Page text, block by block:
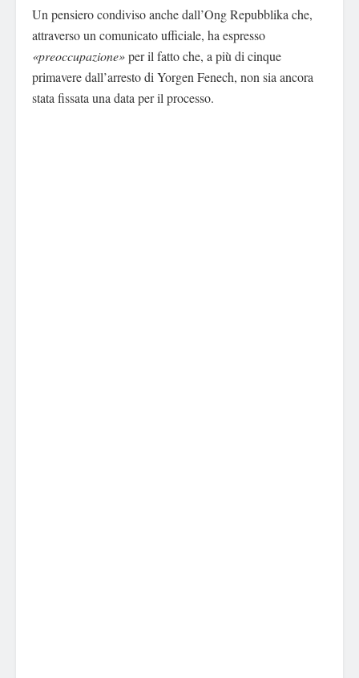
Un pensiero condiviso anche dall’Ong Repubblika che,
attraverso un comunicato ufficiale, ha espresso
«preoccupazione»per il fatto che, a più di cinque
primavere dall’arresto di Yorgen Fenech, non sia ancora
stata fissata una data per il processo.